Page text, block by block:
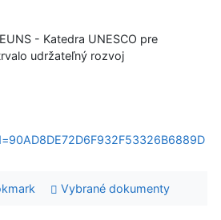
- Katedra UNESCO pre
udržateľný rozvoj
Vybrané dokumenty